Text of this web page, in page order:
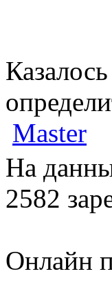
Master
На
2582
Онлайн